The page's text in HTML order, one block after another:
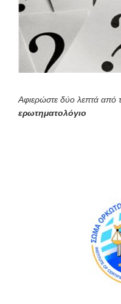
Αφιερώστε δύο λεπτά από
ερωτηματολόγιο